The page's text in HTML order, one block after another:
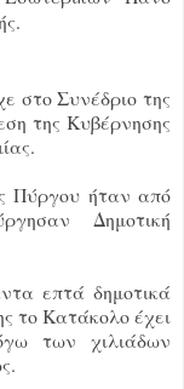
στο Συνέδριο της
της Κυβέρνησης
Πύργου ήταν από
Δημοτική
επτά δημοτικά
το Κατάκολο έχει
των χιλιάδων